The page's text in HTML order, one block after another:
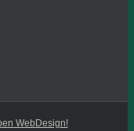
WebDesign!